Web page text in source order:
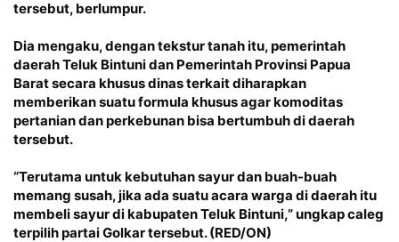
tersebut, berlumpur.
Dia mengaku, dengan tekstur tanah itu, pemerintah
daerah Teluk Bintuni dan Pemerintah Provinsi Papua
Barat secara khusus dinas terkait diharapkan
memberikan suatu formula khusus agar komoditas
pertanian dan perkebunan bisa bertumbuh di daerah
tersebut.
“Terutama untuk kebutuhan sayur dan buah-buah
memang susah, jika ada suatu acara warga di daerah itu
membeli sayur di kabupaten Teluk Bintuni,” ungkap caleg
terpilih partai Golkar tersebut. (RED/ON)